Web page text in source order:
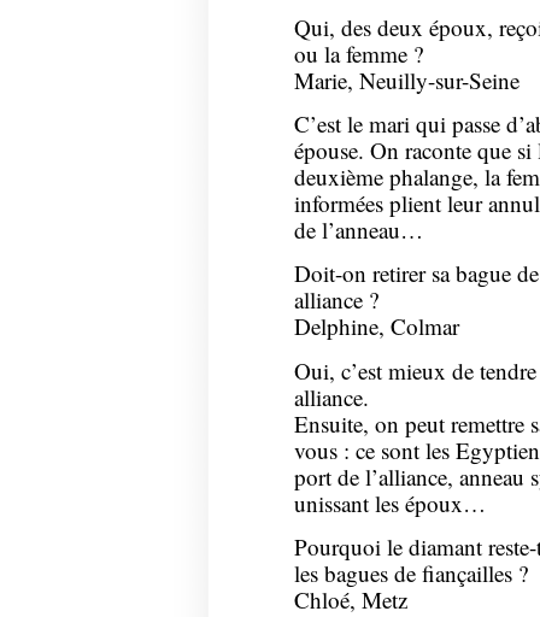
Qui, des deux époux,
ou la femme ?
Marie, Neuilly-sur-Seine
C’est le mari qui passe
épouse. On raconte que
deuxième phalange, la
informées plient leur
de l’anneau…
Doit-on retirer sa bague
alliance ?
Delphine, Colmar
Oui, c’est mieux de
alliance.
Ensuite, on peut remettre
vous : ce sont les
port de l’alliance, anneau
unissant les époux…
Pourquoi le diamant
les bagues de fiançailles ?
Chloé, Metz